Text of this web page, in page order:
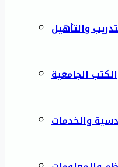
والتأهيل
الجامعية
والخدمات